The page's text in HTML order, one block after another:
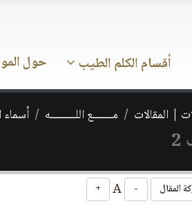
أقسام الكلم الطيب حول
| المقالات مـــــــع اللـــــــــه
المقال -
+